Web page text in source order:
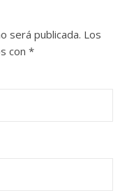
será publicada. Los
con *